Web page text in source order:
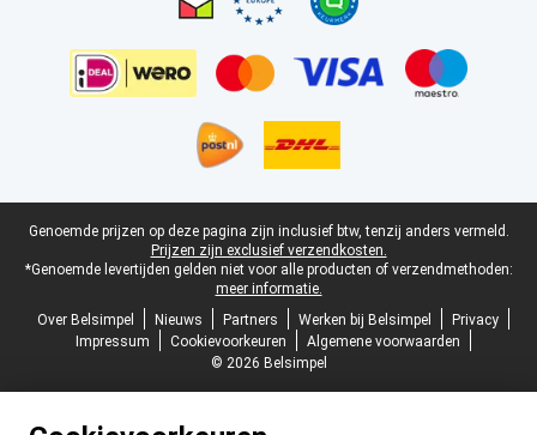
Juridische voettekst
Genoemde prijzen op deze pagina zijn inclusief btw, tenzij anders vermeld.
Prijzen zijn exclusief verzendkosten.
*Genoemde levertijden gelden niet voor alle producten of verzendmethoden:
meer informatie.
Over Belsimpel
Nieuws Partners Werken bij Belsimpel
Privacy
Impressum
Cookievoorkeuren
Algemene voorwaarden
© 2026 Belsimpel